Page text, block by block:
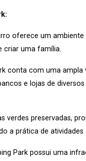
oferece um
criar uma família.
conta com uma ampla
e lojas de
verdes preservadas,
a prática de atividades
Park possui uma